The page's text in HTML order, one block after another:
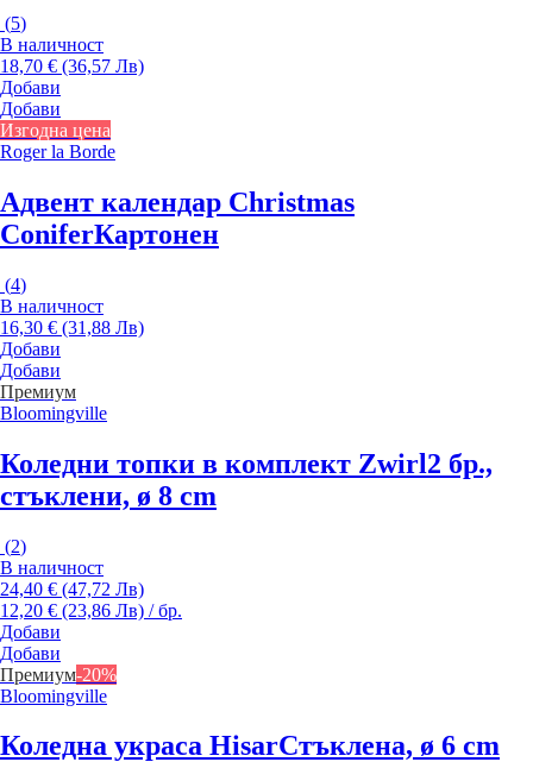
(5)
В наличност
18,70 € (36,57 Лв)
Добави
Добави
Изгодна цена
Roger la Borde
Адвент календар Christmas
ConiferКартонен
(4)
В наличност
16,30 € (31,88 Лв)
Добави
Добави
Премиум
Bloomingville
Коледни топки в комплект Zwirl2 бр.,
стъклени, ø 8 cm
(2)
В наличност
24,40 € (47,72 Лв)
12,20 € (23,86 Лв) / бр.
Добави
Добави
Премиум-20%
Bloomingville
Коледна украса HisarСтъклена, ø 6 cm